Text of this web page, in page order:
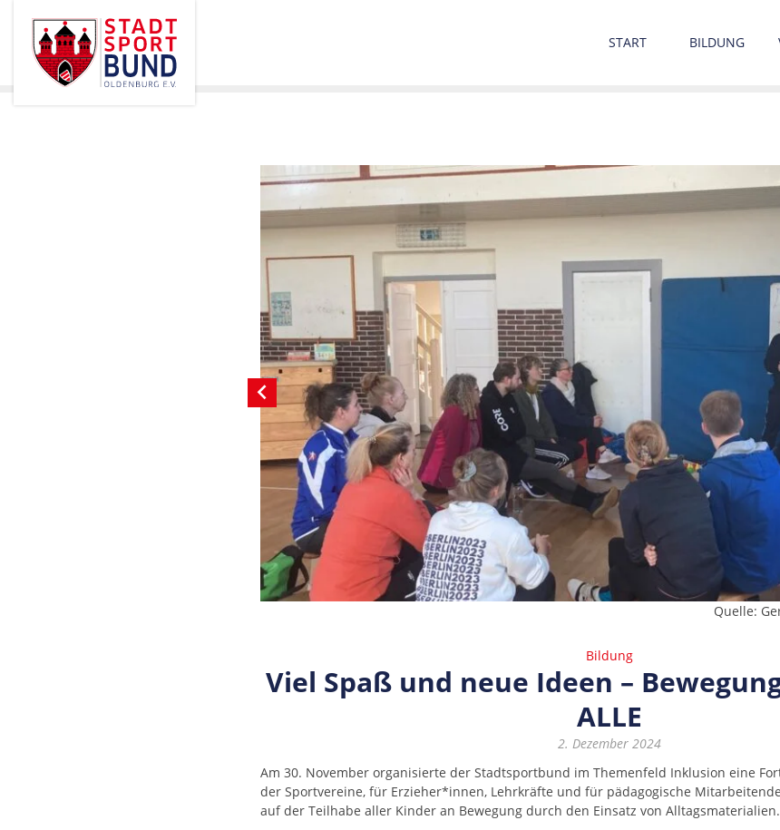
START BILDUNG
Quelle:
Bildung
Viel Spaß und neue Ideen –
ALLE
2. Dezember 2024
Am 30. November organisierte der Stadtsportbund im Themenfeld Inklusion eine
der Sportvereine, für Erzieher*innen, Lehrkräfte und für pädagogische
auf der Teilhabe aller Kinder an Bewegung durch den Einsatz von Alltagsmaterialien.